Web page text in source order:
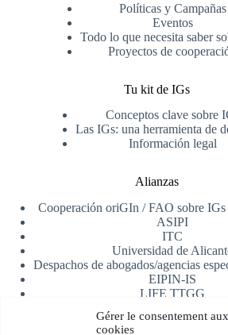
Gérer le consentement aux
cookies
Políticas y Campañas
Eventos
Todo lo que necesita saber
Proyectos de
Tu kit de IGs
Conceptos clave sobre
Las IGs: una herramienta de
Información legal
Alianzas
Cooperación oriGIn / FAO sobre
ASIPI
ITC
Universidad de
Despachos de abogados/agencias
EIPIN-IS
LIFE TTGG